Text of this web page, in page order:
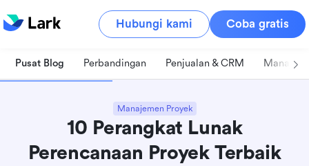
Hubungi kami Coba gratis
Pusat Blog Perbandingan Penjualan & CRM
Manajemen Proyek
10 Perangkat Lunak
Perencanaan Proyek Terbaik